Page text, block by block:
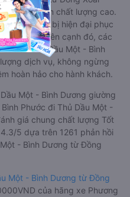
giường nằm chất lượng cao.
trang thiết bị hiện đại phục
khách. Bên cạnh đó, các
Thủ Dầu Một - Bình
dịch vụ, không ngừng
hoàn hảo cho hành khách.
Một - Bình Dương giường
Phước đi Thủ Dầu Một -
giá chung chất lượng Tốt
5 dựa trên 1261 phản hồi
- Bình Dương từ Đồng
Một - Bình Dương từ Đồng
của hãng xe Phương